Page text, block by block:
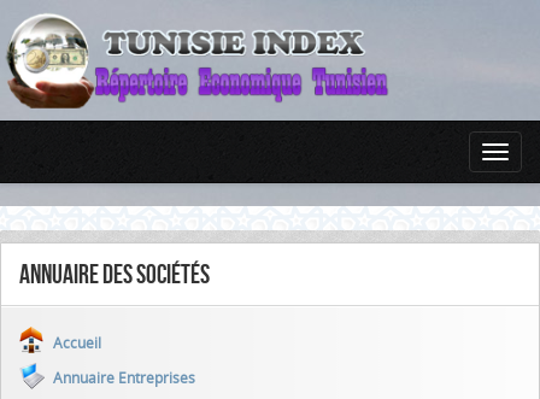
Annuaire des sociétés
Accueil
Annuaire Entreprises